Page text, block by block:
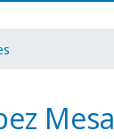
Mesa